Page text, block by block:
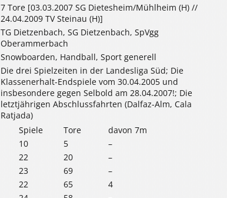
7 Tore [03.03.2007 SG Dietesheim/Mühlheim (H) //
24.04.2009 TV Steinau (H)]
TG Dietzenbach, SG Dietzenbach, SpVgg
Oberammerbach
Snowboarden, Handball, Sport generell
Die drei Spielzeiten in der Landesliga Süd; Die
Klassenerhalt-Endspiele vom 30.04.2005 und
insbesondere gegen Selbold am 28.04.2007!; Die
letztjährigen Abschlussfahrten (Dalfaz-Alm, Cala
Ratjada)
Spiele Tore
davon 7m
10 5
–
22 20
–
23 69
–
22 65
4